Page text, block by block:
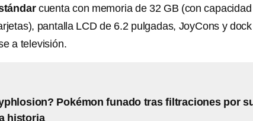
cuenta con memoria de 32 GB (con
pantalla LCD de 6.2 pulgadas, JoyCons y dock
a televisión.
Pokémon funado tras filtraciones por
historia